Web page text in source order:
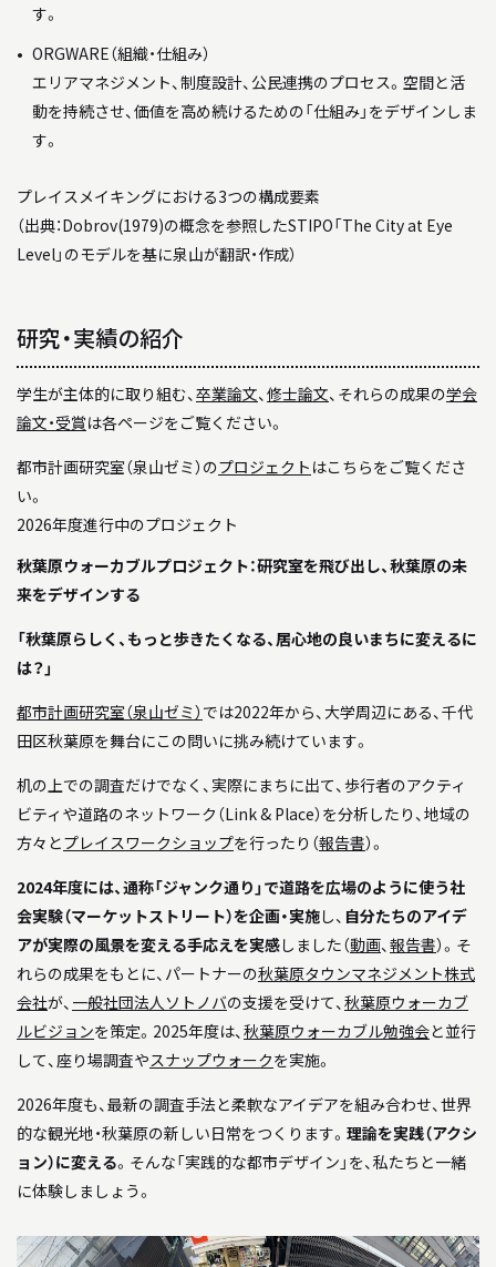
す。
ORGWARE（組織・仕組み）
エリアマネジメント、制度設計、公民連携のプロセス。空間と活
動を持続させ、価値を高め続けるための「仕組み」をデザインしま
す。
プレイスメイキングにおける3つの構成要素
（出典：Dobrov(1979)の概念を参照したSTIPO「The City at Eye
Level」のモデルを基に泉山が翻訳・作成）
研究・実績の紹介
学生が主体的に取り組む、卒業論文、修士論文、それらの成果の学会
論文・受賞は各ページをご覧ください。
都市計画研究室（泉山ゼミ）のプロジェクト はこちらをご覧くださ
い。
2026年度進行中のプロジェクト
秋葉原ウォーカブルプロジェクト：研究室を飛び出し、秋葉原の未
来をデザインする
「秋葉原らしく、もっと歩きたくなる、居心地の良いまちに変えるに
は？」
都市計画研究室（泉山ゼミ） では2022年から、大学周辺にある、千代
田区秋葉原を舞台にこの問いに挑み続けています。
机の上での調査だけでなく、実際にまちに出て、歩行者のアクティ
ビティや道路のネットワーク（Link & Place）を分析したり、地域の
方々とプレイスワークショップを行ったり（報告書）。
2024年度には、通称「ジャンク通り」で道路を広場のように使う社
会実験（マーケットストリート）を企画・実施し、 自分たちのアイデ
アが実際の風景を変える手応えを実感しました（動画、 報告書）。そ
れらの成果をもとに、パートナーの秋葉原タウンマネジメント株式
会社が、 一般社団法人ソトノバの支援を受けて、 秋葉原ウォーカブ
ルビジョンを策定。2025年度は、 秋葉原ウォーカブル勉強会と並行
して、座り場調査やスナップウォークを実施。
2026年度も、最新の調査手法と柔軟なアイデアを組み合わせ、世界
的な観光地・秋葉原の新しい日常をつくります。 理論を実践（アクシ
ョン）に変える。そんな「実践的な都市デザイン」を、私たちと一緒
に体験しましょう。